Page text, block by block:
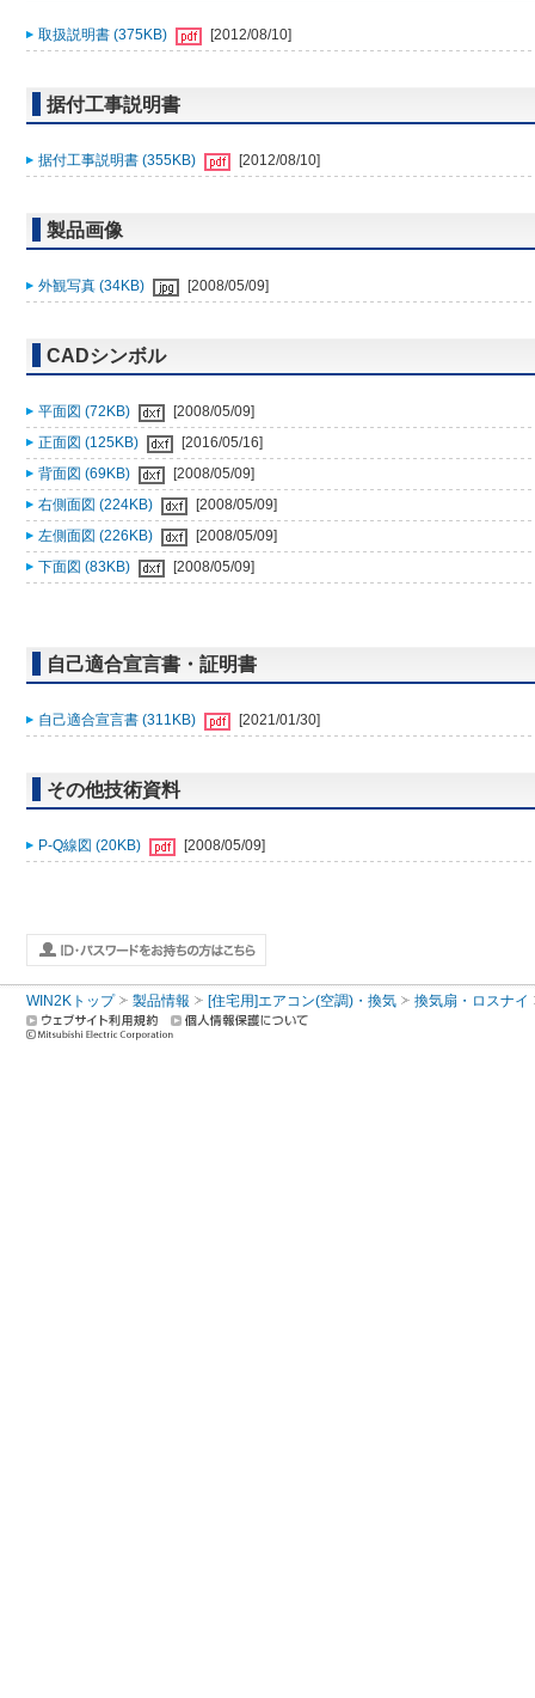
取扱説明書 (375KB) [2012/08/10]
据付工事説明書
据付工事説明書 (355KB) [2012/08/10]
製品画像
外観写真 (34KB) [2008/05/09]
CADシンボル
平面図 (72KB)
[2008/05/09]
正面図 (125KB)
[2016/05/16]
背面図 (69KB)
[2008/05/09]
右側面図 (224KB)
[2008/05/09]
左側面図 (226KB)
[2008/05/09]
下面図 (83KB)
[2008/05/09]
自己適合宣言書・証明書
自己適合宣言書 (311KB) [2021/01/30]
その他技術資料
P-Q線図 (20KB) [2008/05/09]
WIN2Kトップ 製品情報 [住宅用]エアコン(空調)・換気 換気扇・ロスナイ